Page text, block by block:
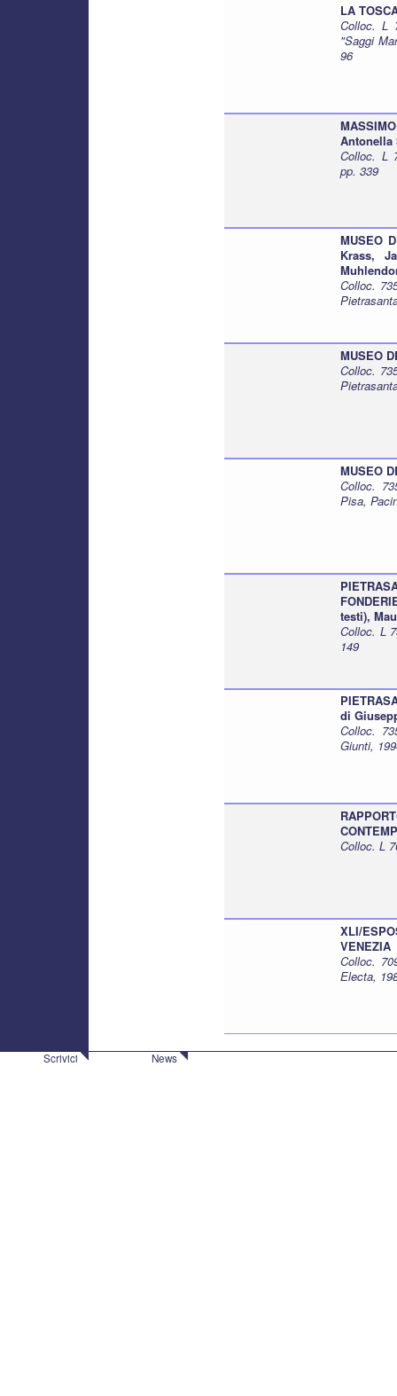
LA
Colloc. L
"Saggi
96
Antonella
Colloc. L
pp. 339
MUSEO
Krass,
Colloc.
MUSEO
Colloc.
MUSEO
Colloc.
Pisa,
testi),
Colloc. L
149
di
Colloc.
Giunti,
Colloc. L
XLI/
VENEZIA
Colloc.
Electa,
Scrivici News